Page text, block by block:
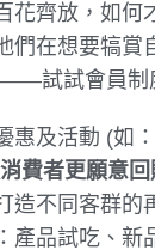
花齊放，如何
們在想要犒賞
試試會員制
惠及活動 (如
費者更願意
造不同客群的
產品試吃、